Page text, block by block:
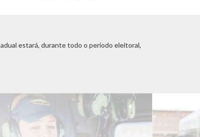
estará, durante todo o período eleitoral,